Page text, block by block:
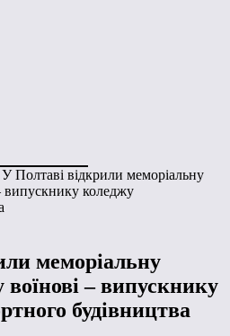
У Полтаві відкрили меморіальну
випускнику коледжу
меморіальну
– випускнику
будівництва